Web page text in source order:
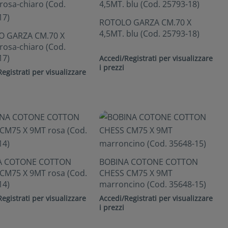
GARZA CM.70 X
rosa-chiaro (Cod.
per visualizzare
ROTOLO GARZA CM.70 X
4,5MT. blu (Cod. 25793-18)
Accedi/Registrati per visualizzare
i prezzi
COTONE COTTON
CM75 X 9MT rosa (Cod.
per visualizzare
BOBINA COTONE COTTON
CHESS CM75 X 9MT
marroncino (Cod. 35648-15)
Accedi/Registrati per visualizzare
i prezzi